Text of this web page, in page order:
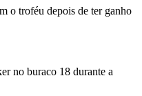
o troféu depois de ter ganho
no buraco 18 durante a